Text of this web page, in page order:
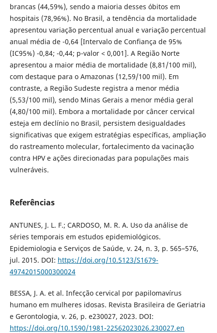
brancas (44,59%), sendo a maioria desses óbitos em
hospitais (78,96%). No Brasil, a tendência da mortalidade
apresentou variação percentual anual e variação percentual
anual média de -0,64 [Intervalo de Confiança de 95%
(IC95%) -0,84; -0,44; p-valor < 0,001]. A Região Norte
apresentou a maior média de mortalidade (8,81/100 mil),
com destaque para o Amazonas (12,59/100 mil). Em
contraste, a Região Sudeste registra a menor média
(5,53/100 mil), sendo Minas Gerais a menor média geral
(4,80/100 mil). Embora a mortalidade por câncer cervical
esteja em declínio no Brasil, persistem desigualdades
significativas que exigem estratégias específicas, ampliação
do rastreamento molecular, fortalecimento da vacinação
contra HPV e ações direcionadas para populações mais
vulneráveis.
Referências
ANTUNES, J. L. F.; CARDOSO, M. R. A. Uso da análise de
séries temporais em estudos epidemiológicos.
Epidemiologia e Serviços de Saúde, v. 24, n. 3, p. 565–576,
jul. 2015. DOI: https://doi.org/10.5123/S1679-
49742015000300024
BESSA, J. A. et al. Infecção cervical por papilomavírus
humano em mulheres idosas. Revista Brasileira de Geriatria
e Gerontologia, v. 26, p. e230027, 2023. DOI:
https://doi.org/10.1590/1981-22562023026.230027.en